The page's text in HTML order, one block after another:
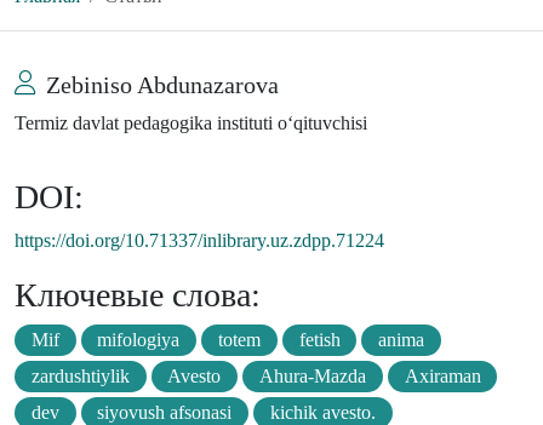
Zebiniso Abdunazarova
Termiz davlat pedagogika instituti o‘qituvchisi
DOI:
https://doi.org/10.71337/inlibrary.uz.zdpp.71224
Ключевые слова:
Mif mifologiya totem fetish
anima
zardushtiylik
Avesto Ahura-Mazda
Axiraman
dev
siyovush afsonasi kichik avesto.